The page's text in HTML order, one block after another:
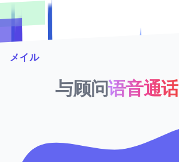
メイル
与顾问语音通话